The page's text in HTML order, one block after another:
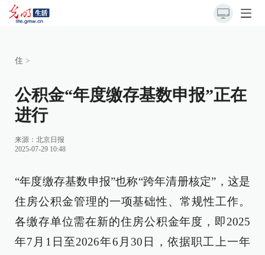
住 >
公积金“年度缴存基数申报”正在
进行
来源： 北京日报
2025-07-29 10:48
“年度缴存基数申报”也称“跨年清册核定”，这是
住房公积金管理的一项基础性、常规性工作。
各缴存单位需在新的住房公积金年度，即2025
年7月1日至2026年6月30日，依据职工上一年